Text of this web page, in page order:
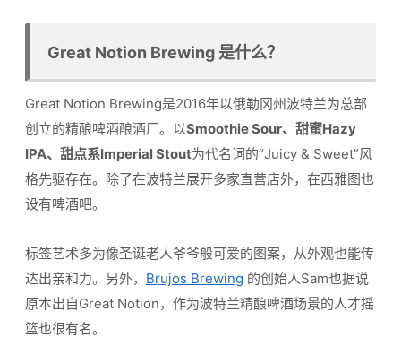
Great Notion Brewing 是什么？
Great Notion Brewing是2016年以俄勒冈州波特兰为总部
创立的精酿啤酒酿酒厂。以Smoothie Sour、甜蜜Hazy
IPA、甜点系Imperial Stout为代名词的“Juicy & Sweet”风
格先驱存在。除了在波特兰展开多家直营店外，在西雅图也
设有啤酒吧。
标签艺术多为像圣诞老人爷爷般可爱的图案，从外观也能传
达出亲和力。另外， Brujos Brewing 的创始人Sam也据说
原本出自Great Notion，作为波特兰精酿啤酒场景的人才摇
篮也很有名。